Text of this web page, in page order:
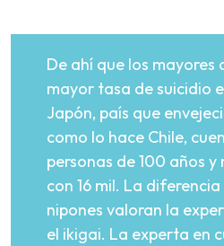
De ahí que los mayores
mayor tasa de suicidio
Japón, país que
como lo hace Chile,
personas de 100 años y
con 16 mil. La diferencia
nipones valoran la
el ikigai. La experta en